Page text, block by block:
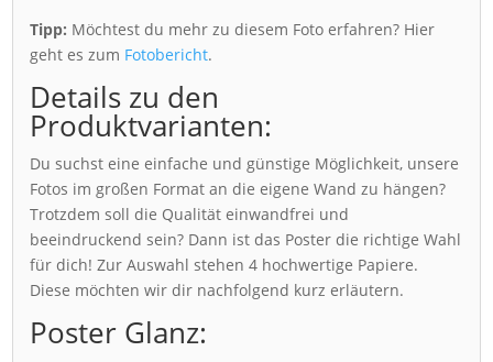
Tipp: Möchtest du mehr zu diesem Foto erfahren? Hier
geht es zum Fotobericht.
Details zu den
Produktvarianten:
Du suchst eine einfache und günstige Möglichkeit, unsere
Fotos im großen Format an die eigene Wand zu hängen?
Trotzdem soll die Qualität einwandfrei und
beeindruckend sein? Dann ist das Poster die richtige Wahl
für dich! Zur Auswahl stehen 4 hochwertige Papiere.
Diese möchten wir dir nachfolgend kurz erläutern.
Poster Glanz: